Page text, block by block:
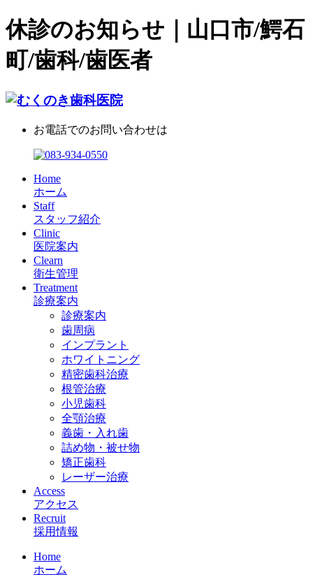
休診のお知らせ｜山口市/鰐石
町/歯科/歯医者
お電話でのお問い合わせは
Home
ホーム
Staff
スタッフ紹介
Clinic
医院案内
Clearn
衛生管理
Treatment
診療案内
診療案内
歯周病
インプラント
ホワイトニング
精密歯科治療
根管治療
小児歯科
全顎治療
義歯・入れ歯
詰め物・被せ物
矯正歯科
レーザー治療
Access
アクセス
Recruit
採用情報
Home
ホーム